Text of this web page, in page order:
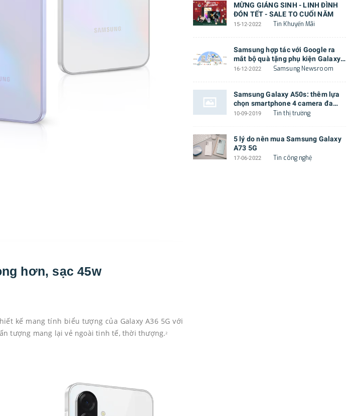
hơn, sạc 45w
kế mang tính biểu tượng của Galaxy A36 5G với
tượng mang lại vẻ ngoài tinh tế, thời thượng.2
MỪNG GIÁNG SINH - LINH ĐÌNH
ĐÓN TẾT - SALE TO CUỐI NĂM
15-12-2022 Tin Khuyến Mãi
Samsung hợp tác với Google ra
mắt bộ quà tặng phụ kiện Galaxy
Z Flip4 cực độc đáo
16-12-2022 Samsung Newsroom
Samsung Galaxy A50s: thêm lựa
chọn smartphone 4 camera đa
năng với thiết kế mới lạ
10-09-2019 Tin thị trường
5 lý do nên mua Samsung Galaxy
A73 5G
17-06-2022 Tin công nghệ